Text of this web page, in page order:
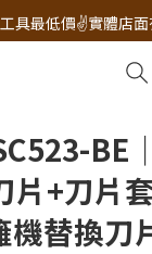
&五金唯一首選 宇慶
具最低價✌️實體店面
業維修部門🔧品質保修
BE
片+刀片
機替換刀